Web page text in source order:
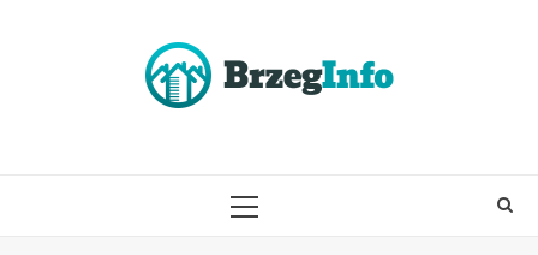
PRIMARY